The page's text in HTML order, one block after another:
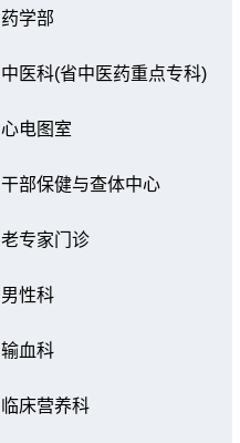
药学部
中医科(省中医药重点专科)
心电图室
干部保健与查体中心
老专家门诊
男性科
输血科
临床营养科